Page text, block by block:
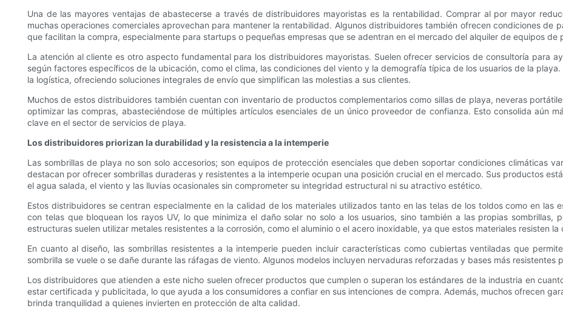
Una de las mayores ventajas de abastecerse a través de distribuidores mayoristas es la rentabilidad. Comprar al por mayor
muchas operaciones comerciales aprovechan para mantener la rentabilidad. Algunos distribuidores también ofrecen condiciones de
que facilitan la compra, especialmente para startups o pequeñas empresas que se adentran en el mercado del alquiler de equipos de
La atención al cliente es otro aspecto fundamental para los distribuidores mayoristas. Suelen ofrecer servicios de consultoría para
según factores específicos de la ubicación, como el clima, las condiciones del viento y la demografía típica de los usuarios de la
la logística, ofreciendo soluciones integrales de envío que simplifican las molestias a sus clientes.
Muchos de estos distribuidores también cuentan con inventario de productos complementarios como sillas de playa, neveras
optimizar las compras, abasteciéndose de múltiples artículos esenciales de un único proveedor de confianza. Esto consolida aún
clave en el sector de servicios de playa.
Los distribuidores priorizan la durabilidad y la resistencia a la intemperie
Las sombrillas de playa no son solo accesorios; son equipos de protección esenciales que deben soportar condiciones climáticas
destacan por ofrecer sombrillas duraderas y resistentes a la intemperie ocupan una posición crucial en el mercado. Sus productos
el agua salada, el viento y las lluvias ocasionales sin comprometer su integridad estructural ni su atractivo estético.
Estos distribuidores se centran especialmente en la calidad de los materiales utilizados tanto en las telas de los toldos como en las
con telas que bloquean los rayos UV, lo que minimiza el daño solar no solo a los usuarios, sino también a las propias
estructuras suelen utilizar metales resistentes a la corrosión, como el aluminio o el acero inoxidable, ya que estos materiales resisten
En cuanto al diseño, las sombrillas resistentes a la intemperie pueden incluir características como cubiertas ventiladas que
sombrilla se vuele o se dañe durante las ráfagas de viento. Algunos modelos incluyen nervaduras reforzadas y bases más resistentes
Los distribuidores que atienden a este nicho suelen ofrecer productos que cumplen o superan los estándares de la industria en
estar certificada y publicitada, lo que ayuda a los consumidores a confiar en sus intenciones de compra. Además, muchos ofrecen
brinda tranquilidad a quienes invierten en protección de alta calidad.